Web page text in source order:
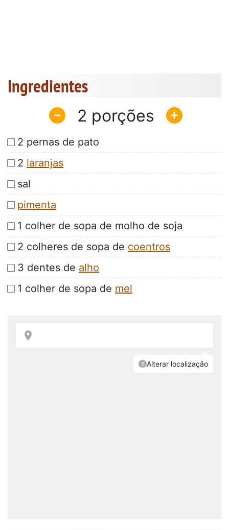
Ingredientes
2
2 pernas de pato
2 laranjas
sal
pimenta
1 colher de sopa de molho de soja
2 colheres de sopa de coentros
3 dentes de alho
1 colher de sopa de mel